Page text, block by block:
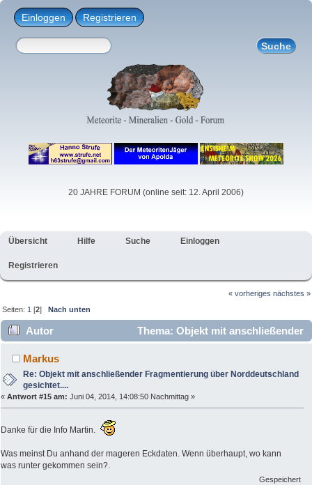
Einloggen Registrieren
20 JAHRE FORUM (online seit: 12. April 2006)
Übersicht Hilfe Suche Einloggen
Registrieren
« vorheriges nächstes »
Seiten: 1 [2]Nach unten
Autor
Thema: Objekt mit anschließender
Fragmentierung über Norddeutschland gesichtet.... (Gelesen
10462 mal)
Markus
Re: Objekt mit anschließender Fragmentierung über Norddeutschland
gesichtet....
« Antwort #15 am: Juni 04, 2014, 14:08:50 Nachmittag »
Danke für die Info Martin.
Was meinst Du anhand der mageren Eckdaten. Wenn überhaupt, wo kann
was runter gekommen sein?.
Gespeichert